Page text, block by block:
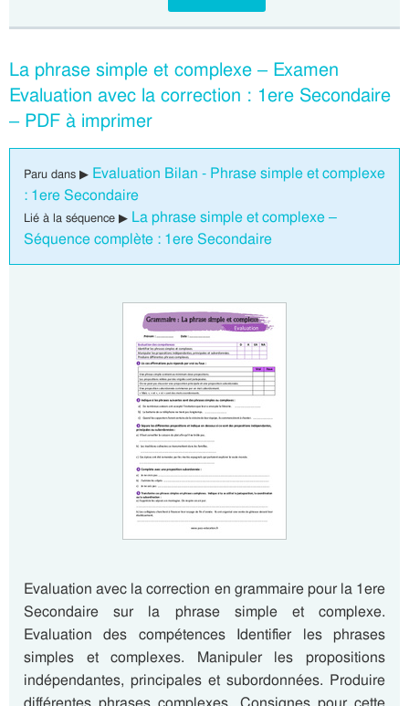
La phrase simple et complexe – Examen
Evaluation avec la correction : 1ere Secondaire
– PDF à imprimer
Paru dans ▶ Evaluation Bilan - Phrase simple et complexe
: 1ere Secondaire
Lié à la séquence ▶ La phrase simple et complexe –
Séquence complète : 1ere Secondaire
Evaluation avec la correction en grammaire pour la 1ere
Secondaire sur la phrase simple et complexe.
Evaluation des compétences Identifier les phrases
simples et complexes. Manipuler les propositions
indépendantes, principales et subordonnées. Produire